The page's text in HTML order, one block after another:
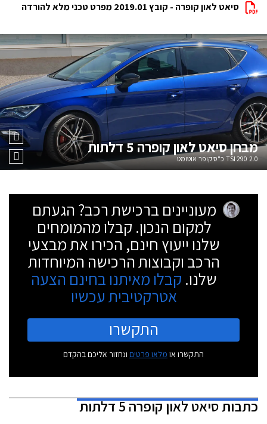
סיאט לאון קופרה - קובץ 2019.01 מפרט טכני מלא להורדה
מבחןסיאט לאון קופרה 5 דלתות
2.0 TSI 290 כ"ס קופר אוטומט
מעוניינים ברכישת רכב? הגעתם
למקום הנכון. קבלו מהמומחים
שלנו ייעוץ חינם, הכירו את מבצעי
הרכב וקבוצות הרכישה המיוחדות
שלנו. קבלו מאיתנו בחינם הצעה
אטרקטיבית עכשיו
התקשרו
התקשרו או מלאו פרטים ונחזור אליכם בהקדם
כתבותסיאט לאון קופרה 5 דלתות